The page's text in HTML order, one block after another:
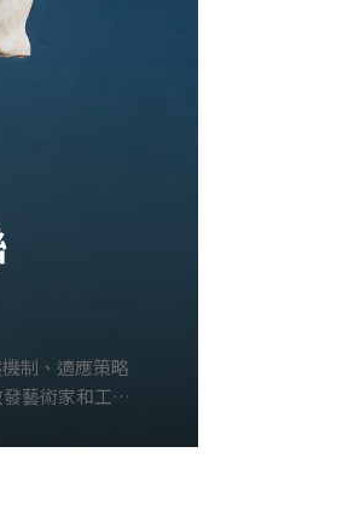
制、適應策略
藝術家和工匠